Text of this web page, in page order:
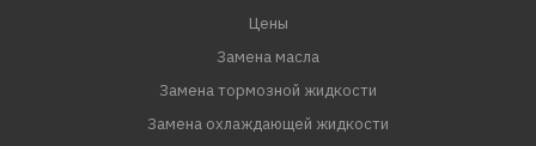
Цены
Замена масла
Замена тормозной жидкости
Замена охлаждающей жидкости